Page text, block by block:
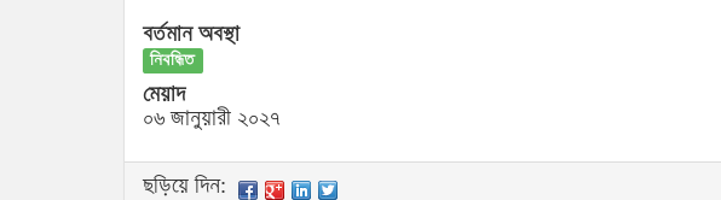
বর্তমান অবস্থা
নিবন্ধিত
মেয়াদ
০৬ জানুয়ারী ২০২৭
ছড়িয়ে দিন: